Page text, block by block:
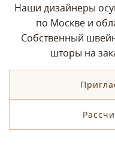
Наши дизайнеры
по Москве и
Собственный
шторы на